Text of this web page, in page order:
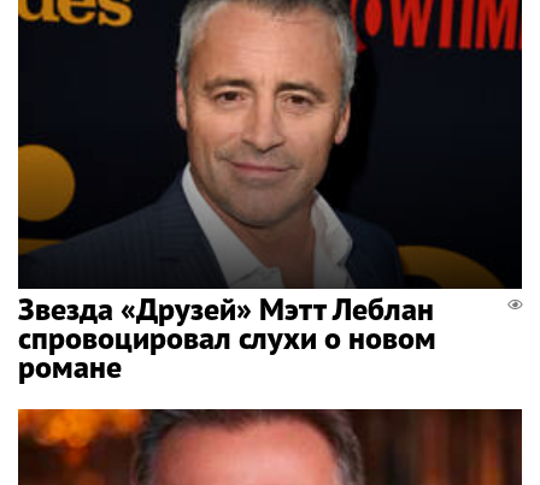
Звезда «Друзей» Мэтт Леблан
спровоцировал слухи о новом
романе